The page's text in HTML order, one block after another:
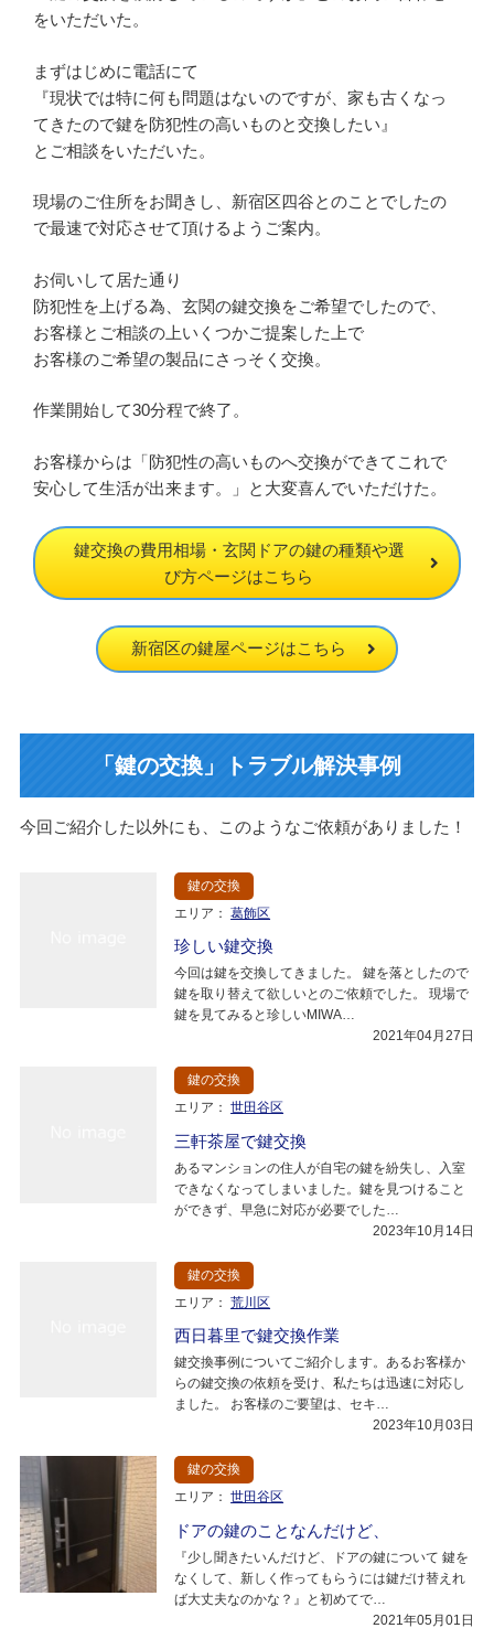
をいただいた。
まずはじめに電話にて
『現状では特に何も問題はないのですが、家も古くなっ
てきたので鍵を防犯性の高いものと交換したい』
とご相談をいただいた。
現場のご住所をお聞きし、新宿区四谷とのことでしたの
で最速で対応させて頂けるようご案内。
お伺いして居た通り
防犯性を上げる為、玄関の鍵交換をご希望でしたので、
お客様とご相談の上いくつかご提案した上で
お客様のご希望の製品にさっそく交換。
作業開始して30分程で終了。
お客様からは「防犯性の高いものへ交換ができてこれで
安心して生活が出来ます。」と大変喜んでいただけた。
鍵交換の費用相場・玄関ドアの鍵の種類や選
び方ページはこちら
新宿区の鍵屋ページはこちら
「鍵の交換」トラブル解決事例
今回ご紹介した以外にも、このようなご依頼がありました！
鍵の交換
エリア： 葛飾区
珍しい鍵交換
今回は鍵を交換してきました。 鍵を落としたので
鍵を取り替えて欲しいとのご依頼でした。 現場で
鍵を見てみると珍しいMIWA…
2021年04月27日
鍵の交換
エリア： 世田谷区
三軒茶屋で鍵交換
あるマンションの住人が自宅の鍵を紛失し、入室
できなくなってしまいました。鍵を見つけること
ができず、早急に対応が必要でした…
2023年10月14日
鍵の交換
エリア： 荒川区
西日暮里で鍵交換作業
鍵交換事例についてご紹介します。あるお客様か
らの鍵交換の依頼を受け、私たちは迅速に対応し
ました。 お客様のご要望は、セキ…
2023年10月03日
鍵の交換
エリア： 世田谷区
ドアの鍵のことなんだけど、
『少し聞きたいんだけど、ドアの鍵について 鍵を
なくして、新しく作ってもらうには鍵だけ替えれ
ば大丈夫なのかな？』と初めてで…
2021年05月01日